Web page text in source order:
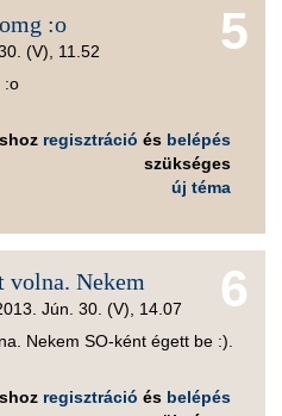
5
:o
(V), 11.52
:o
regisztráció és belépés
szükséges
új téma
6
volna. Nekem
Jún. 30. (V), 14.07
Nekem SO-ként égett be :).
regisztráció és belépés